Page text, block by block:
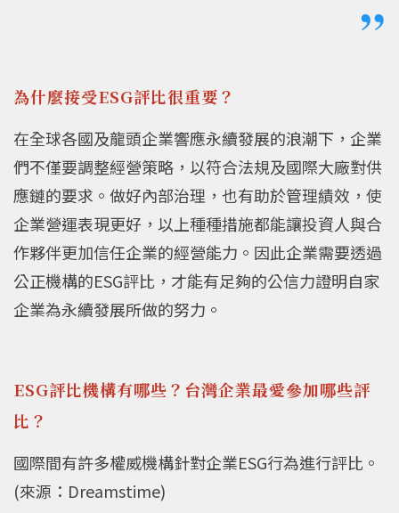
為什麼接受ESG評比很重要？
在全球各國及龍頭企業響應永續發展的浪潮下，企業
們不僅要調整經營策略，以符合法規及國際大廠對供
應鏈的要求。做好內部治理，也有助於管理績效，使
企業營運表現更好，以上種種措施都能讓投資人與合
作夥伴更加信任企業的經營能力。因此企業需要透過
公正機構的ESG評比，才能有足夠的公信力證明自家
企業為永續發展所做的努力。
ESG評比機構有哪些？台灣企業最愛參加哪些評
比？
國際間有許多權威機構針對企業ESG行為進行評比。
(來源：Dreamstime)